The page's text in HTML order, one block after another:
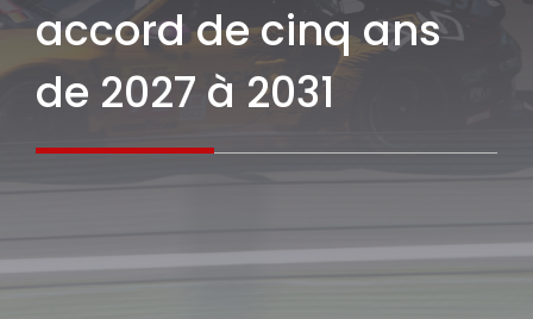
accord de cinq ans
de 2027 à 2031